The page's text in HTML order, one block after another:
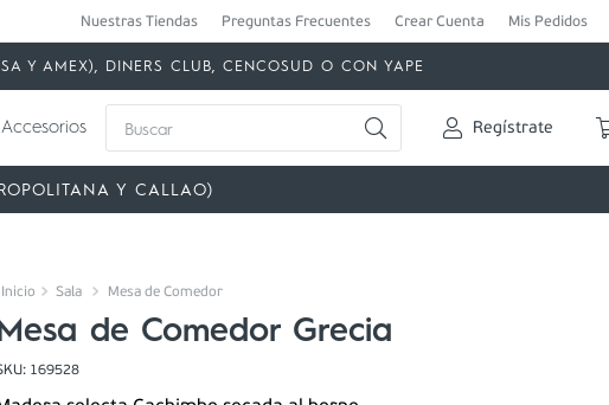
Nuestras Tiendas Preguntas Frecuentes Crear Cuenta Mis Pedidos
Y AMEX), DINERS CLUB, CENCOSUD O CON YAPE
Accesorios Regístrate
Y CALLAO)
Sala Mesa de Comedor
de Comedor Grecia
: 169528